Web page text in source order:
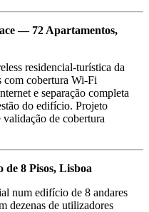
— 72 Apartamentos,
residencial-turística da
com cobertura Wi-Fi
e separação completa
do edifício. Projeto
de cobertura
8 Pisos, Lisboa
num edifício de 8 andares
dezenas de utilizadores